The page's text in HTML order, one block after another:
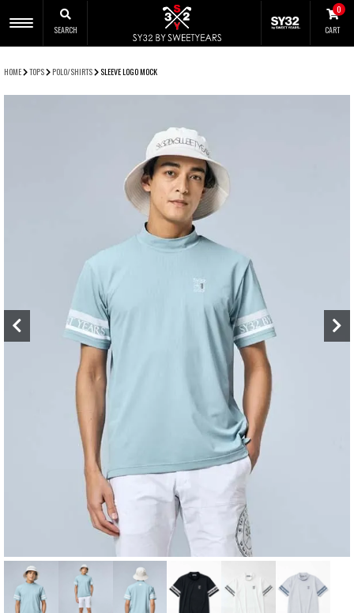
SEARCH
0
CART
CLOSE
HOME TOPS POLO/SHIRTS SLEEVE LOGO MOCK